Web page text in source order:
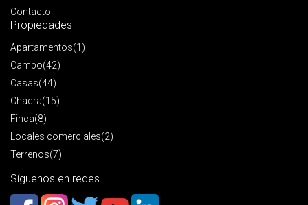
Contacto
Propiedades
Apartamentos(1)
Campo(42)
Casas(44)
Chacra(15)
Finca(8)
Locales comerciales(2)
Terrenos(7)
Síguenos en redes